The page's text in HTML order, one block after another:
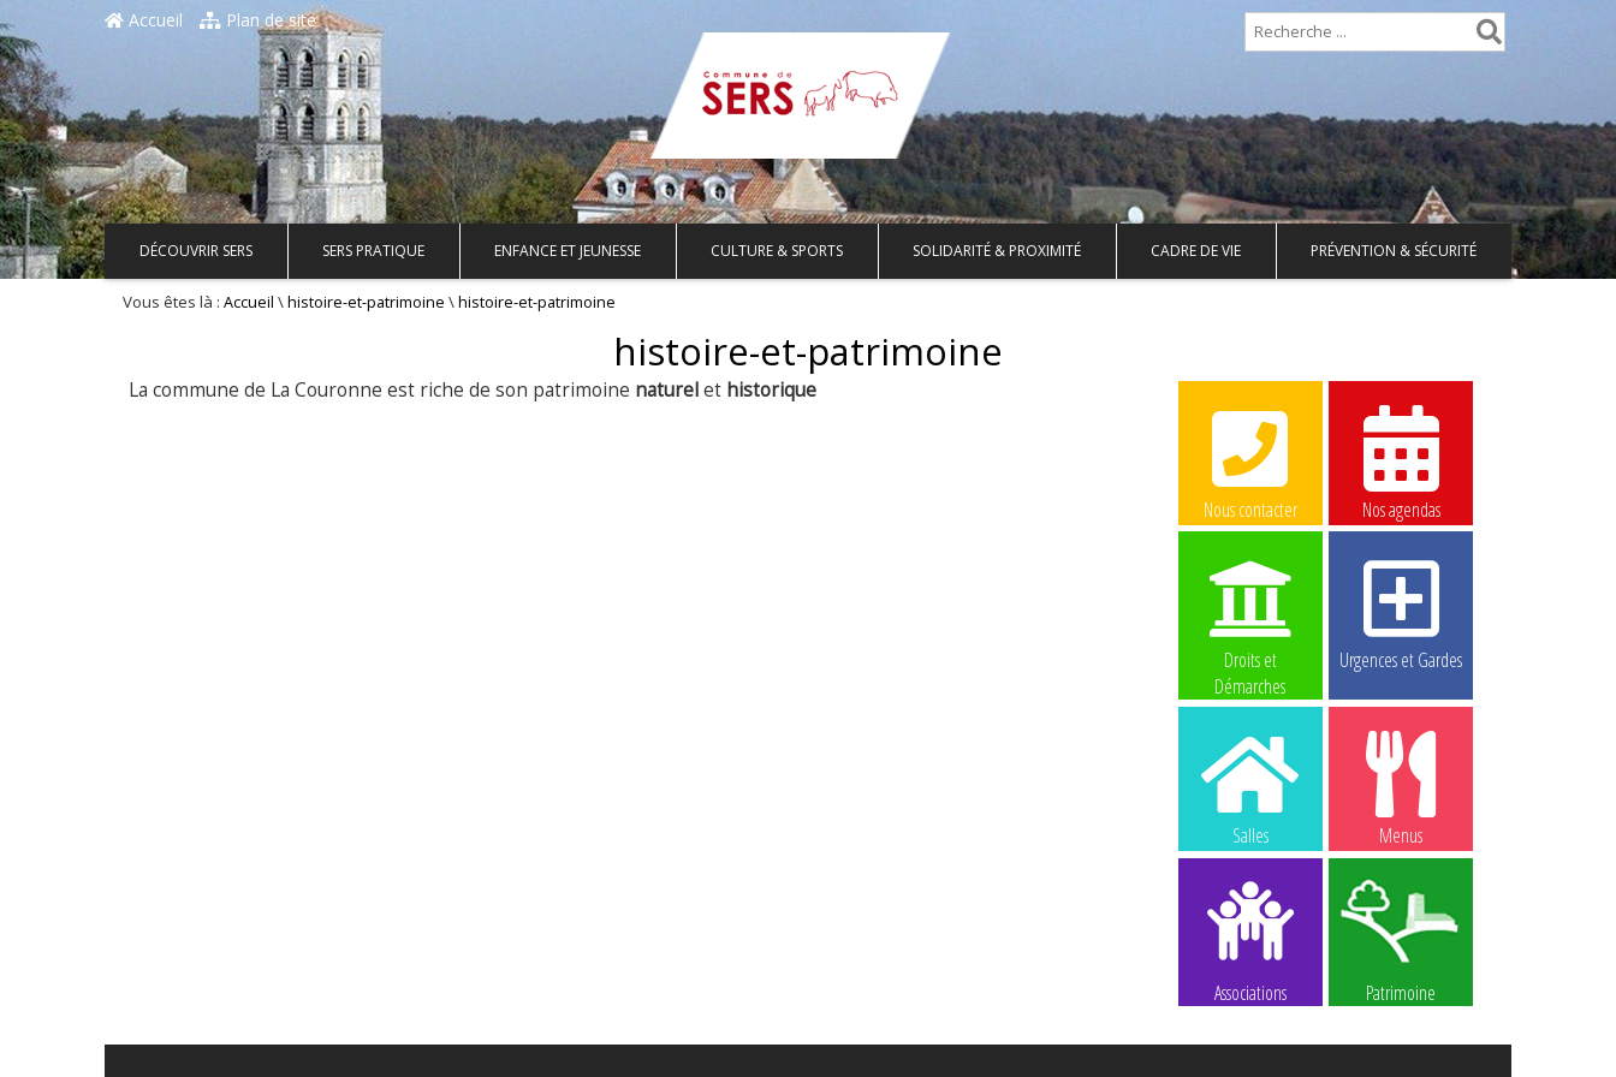
Accueil Plan de site
DÉCOUVRIR SERS SERS PRATIQUE ENFANCE ET JEUNESSE CULTURE & SPORTS SOLIDARITÉ & PROXIMITÉ CADRE DE VIE PRÉVENTION & SÉCURITÉ
Vous êtes là : Accueil \histoire-et-patrimoine \histoire-et-patrimoine
histoire-et-patrimoine
La commune de La Couronne est riche de son patrimoine naturelet historique
Nous contacter Nos agendas
Droits et
Démarches
Urgences et Gardes
Salles Menus
Associations Patrimoine